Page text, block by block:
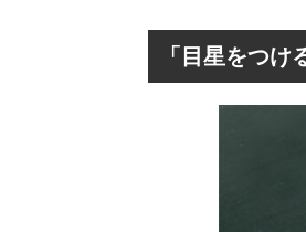
「目星をつけ